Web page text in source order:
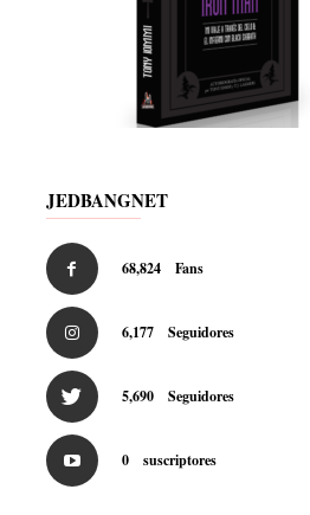
JEDBANGNET
68,824 Fans
6,177 Seguidores
5,690 Seguidores
0 suscriptores